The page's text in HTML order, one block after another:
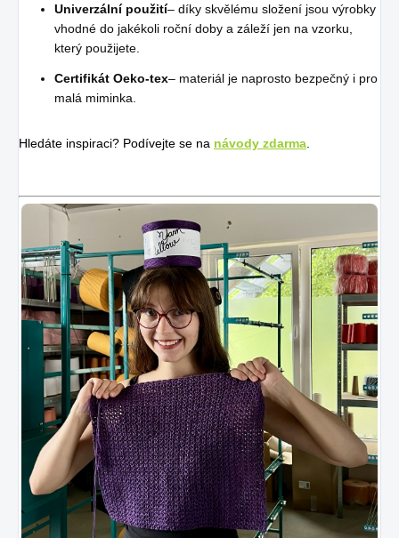
Univerzální použití– díky skvělému složení jsou výrobky
vhodné do jakékoli roční doby a záleží jen na vzorku,
který použijete.
Certifikát Oeko-tex– materiál je naprosto bezpečný i pro
malá miminka.
Hledáte inspiraci? Podívejte se na návody zdarma